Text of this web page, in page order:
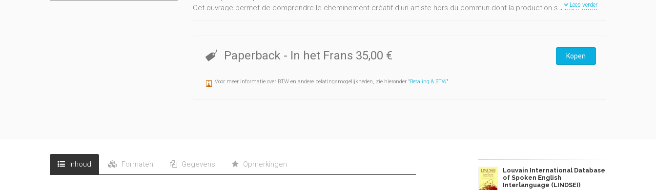
Cet ouvrage permet de comprendre le cheminement créatif d’un artiste hors du commun dont la production s’inscrit dans
Lees verder
Paperback - In het Frans 35,00 € Kopen
Voor meer informatie over BTW en andere belatingsmogelijkheden, zie hieronder "Betaling & BTW".
Inhoud Formaten Gegevens Opmerkingen
Louvain International Database
of Spoken English
Interlanguage (LINDSEI)